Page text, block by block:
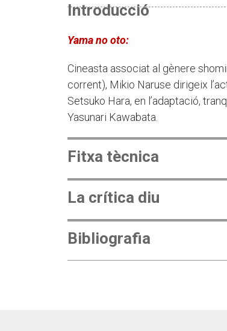
Introducció
Yama no oto:
Cineasta associat al gènere
corrent), Mikio Naruse dirigeix
Setsuko Hara, en l’adaptació,
Yasunari Kawabata.
Fitxa tècnica
La crítica diu
Bibliografia